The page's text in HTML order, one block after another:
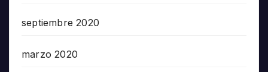
septiembre 2020
marzo 2020